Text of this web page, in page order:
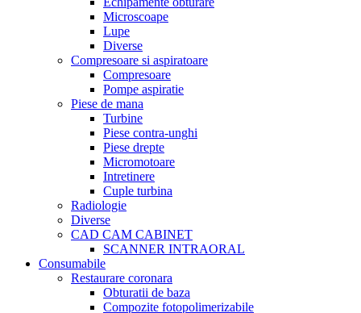
Microscoape
Lupe
Diverse
Compresoare si aspiratoare
Compresoare
Pompe aspiratie
Piese de mana
Turbine
Piese contra-unghi
Piese drepte
Micromotoare
Intretinere
Cuple turbina
Radiologie
Diverse
CAD CAM CABINET
SCANNER INTRAORAL
Consumabile
Restaurare coronara
Obturatii de baza
Compozite fotopolimerizabile